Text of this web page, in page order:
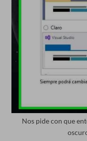
Nos pide con que